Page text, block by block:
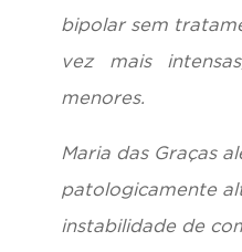
bipolar sem
vez mais
menores.
Maria das Graças
patologicamente
instabilidade de